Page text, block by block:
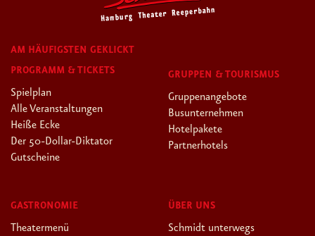
AM HÄUFIGSTEN GEKLICKT
PROGRAMM & TICKETS
Spielplan
Alle Veranstaltungen
Heiße Ecke
Der 50-Dollar-Diktator
Gutscheine
GRUPPEN & TOURISMUS
Gruppenangebote
Busunternehmen
Hotelpakete
Partnerhotels
GASTRONOMIE
Theatermenü
ÜBER UNS
Schmidt unterwegs